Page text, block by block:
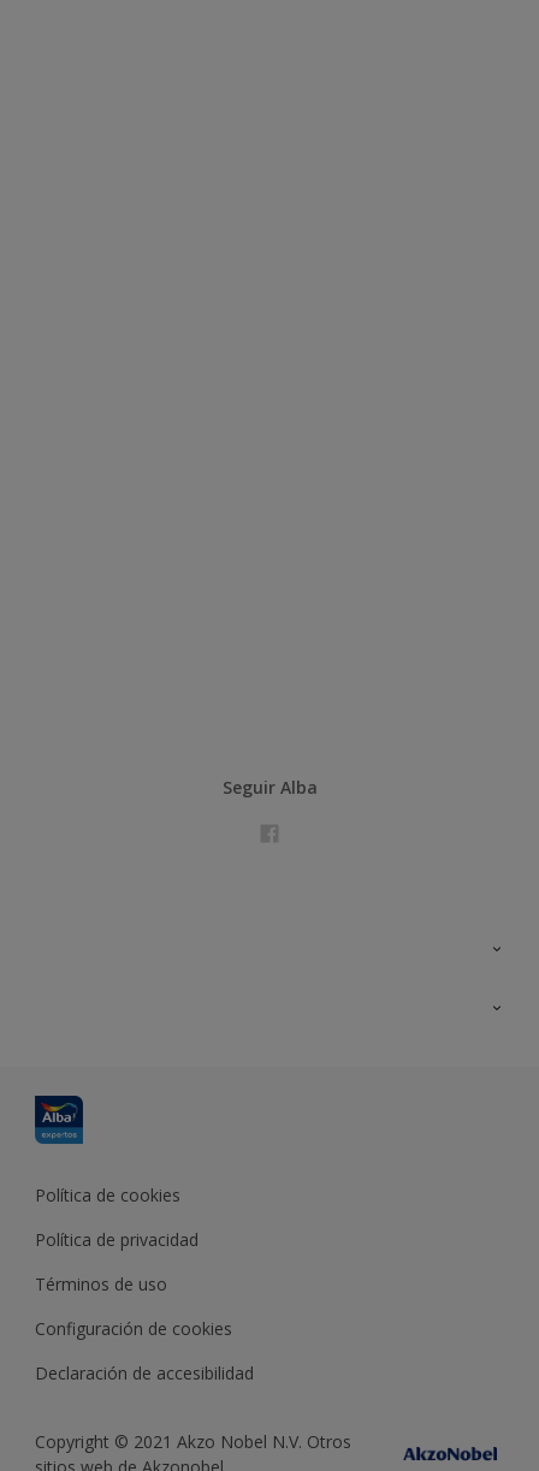
Seguir Alba
Política de cookies
Política de privacidad
Términos de uso
Configuración de cookies
Declaración de accesibilidad
Copyright © 2021 Akzo Nobel N.V. Otros
sitios web de Akzonobel